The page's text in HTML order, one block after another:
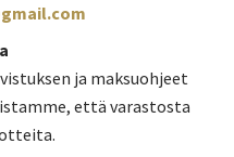
ja maksuohjeet
että varastosta